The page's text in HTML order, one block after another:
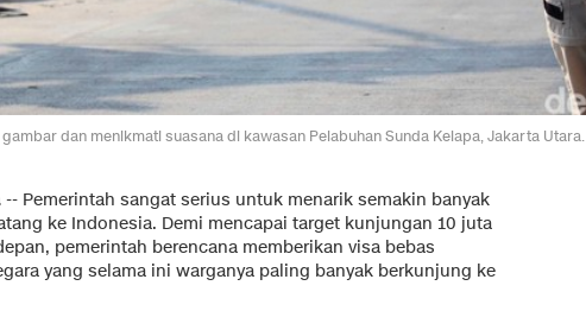
dan menikmati suasana di kawasan Pelabuhan Sunda Kelapa, Jakarta Utara.
-- Pemerintah sangat serius untuk menarik semakin banyak
ke Indonesia. Demi mencapai target kunjungan 10 juta
pemerintah berencana memberikan visa bebas
yang selama ini warganya paling banyak berkunjung ke